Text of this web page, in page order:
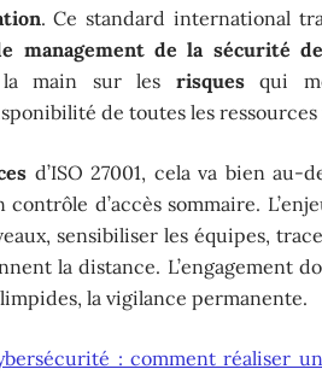
. Ce standard international
management de la sécurité
la main sur les risquesqui
de toutes les ressources
d’ISO 27001, cela va bien au-
contrôle d’accès sommaire.
sensibiliser les équipes,
la distance. L’engagement
la vigilance permanente.
: comment réaliser